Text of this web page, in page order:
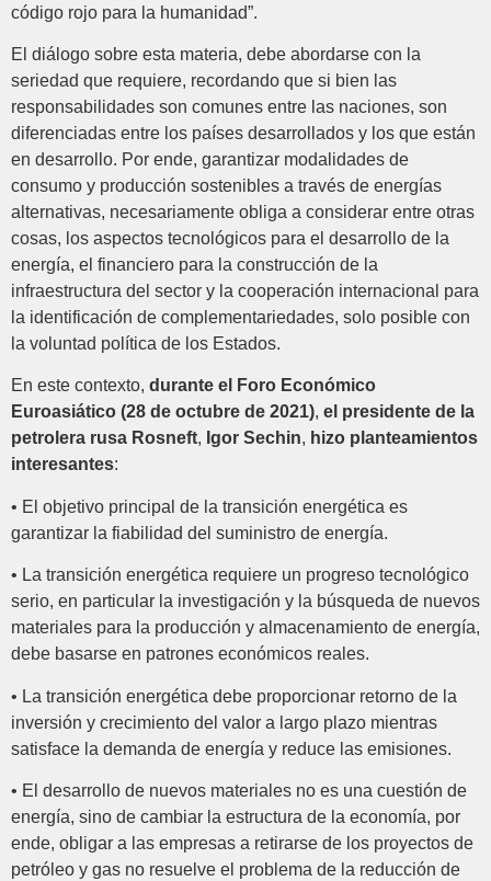
código rojo para la humanidad”.
El diálogo sobre esta materia, debe abordarse con la
seriedad que requiere, recordando que si bien las
responsabilidades son comunes entre las naciones, son
diferenciadas entre los países desarrollados y los que están
en desarrollo. Por ende, garantizar modalidades de
consumo y producción sostenibles a través de energías
alternativas, necesariamente obliga a considerar entre otras
cosas, los aspectos tecnológicos para el desarrollo de la
energía, el financiero para la construcción de la
infraestructura del sector y la cooperación internacional para
la identificación de complementariedades, solo posible con
la voluntad política de los Estados.
En este contexto, durante el Foro Económico
Euroasiático (28 de octubre de 2021), el presidente de la
petrolera rusa Rosneft, Igor Sechin, hizo planteamientos
interesantes:
• El objetivo principal de la transición energética es
garantizar la fiabilidad del suministro de energía.
• La transición energética requiere un progreso tecnológico
serio, en particular la investigación y la búsqueda de nuevos
materiales para la producción y almacenamiento de energía,
debe basarse en patrones económicos reales.
• La transición energética debe proporcionar retorno de la
inversión y crecimiento del valor a largo plazo mientras
satisface la demanda de energía y reduce las emisiones.
• El desarrollo de nuevos materiales no es una cuestión de
energía, sino de cambiar la estructura de la economía, por
ende, obligar a las empresas a retirarse de los proyectos de
petróleo y gas no resuelve el problema de la reducción de